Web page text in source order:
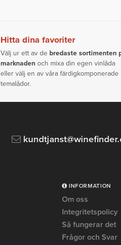
Hitta dina favoriter
Välj ur ett av de bredaste sortimenten
marknaden och mixa din egen vinlåda
eller välj en av våra färdigkomponerade
temalådor.
INFORMATION
Om oss
Integritetspolicy
Så fungerar det
Frågor och Svar